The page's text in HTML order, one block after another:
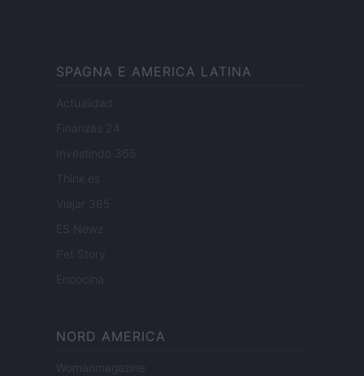
SPAGNA E AMERICA LATINA
Actualidad
Finanzas 24
Investindo 365
Think.es
Viajar 365
ES Newz
Pet Story
Encocina
NORD AMERICA
Womanmagazine